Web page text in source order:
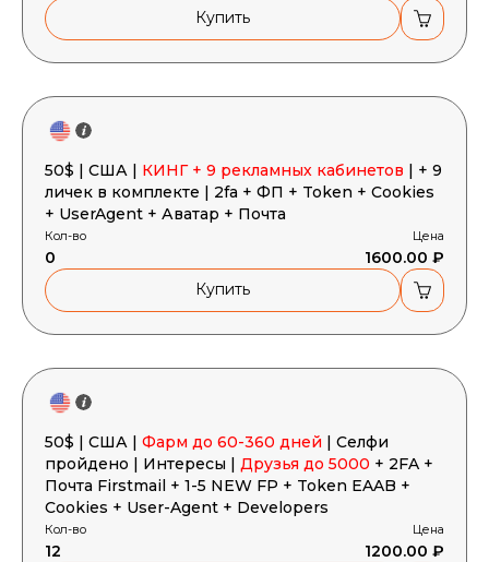
Купить
50$ | США | КИНГ + 9 рекламных кабинетов | + 9
личек в комплекте | 2fa + ФП + Token + Cookies
+ UserAgent + Аватар + Почта
Кол-во
0
Цена
1600.00 ₽
Купить
50$ | США | Фарм до 60-360 дней | Селфи
пройдено | Интересы | Друзья до 5000 + 2FA +
Почта Firstmail + 1-5 NEW FP + Token EAAB +
Cookies + User-Agent + Developers
Кол-во
12
Цена
1200.00 ₽